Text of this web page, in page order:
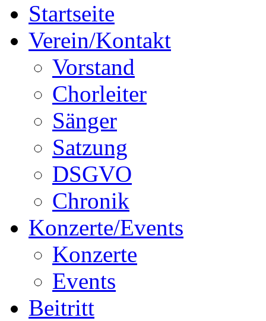
Startseite
Verein/Kontakt
Vorstand
Chorleiter
Sänger
Satzung
DSGVO
Chronik
Konzerte/Events
Konzerte
Events
Beitritt